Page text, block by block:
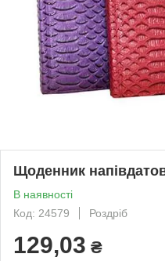
Щоденник
В наявності
Код: 24579
Роздріб
129,03 ₴